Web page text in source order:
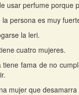
usar perfume porque
la persona es muy
la leri.
cuatro mujeres.
tiene fama de no
mujer que